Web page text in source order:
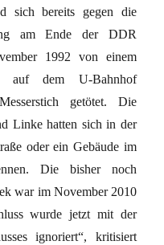
sich bereits gegen die
am Ende der DDR
1992 von einem
auf dem U-Bahnhof
getötet. Die
Linke hatten sich in der
oder ein Gebäude im
Die bisher noch
war im November 2010
wurde jetzt mit der
ignoriert“, kritisiert